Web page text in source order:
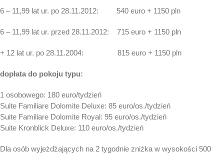
6 – 11,99 lat ur. po 28.11.2012: 540 euro + 1150 pln
6 – 11,99 lat ur. przed 28.11.2012: 715 euro + 1150 pln
+ 12 lat ur. po 28.11.2004: 815 euro + 1150 pln
dopłata do pokoju typu:
1 osobowego: 180 euro/tydzień
Suite Familiare Dolomite Deluxe: 85 euro/os./tydzień
Suite Familiare Dolomite Royal: 95 euro/os./tydzień
Suite Kronblick Deluxe: 110 euro/os./tydzień
Dla osób wyjeżdżających na 2 tygodnie zniżka w wysokości 500